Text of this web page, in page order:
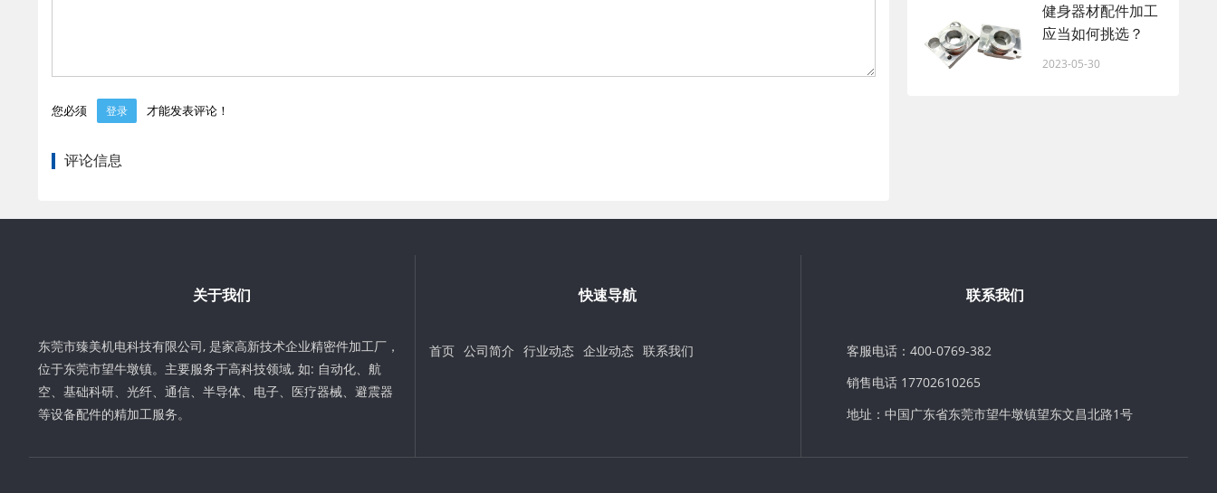
您必须 登录 才能发表评论！
评论信息
健身器材配件加工
应当如何挑选？
2023-05-30
关于我们
东莞市臻美机电科技有限公司, 是家高新技术企业精密件加工厂，
位于东莞市望牛墩镇。主要服务于高科技领域, 如: 自动化、航
空、基础科研、光纤、通信、半导体、电子、医疗器械、避震器
等设备配件的精加工服务。
快速导航
首页 公司简介 行业动态 企业动态 联系我们
联系我们
客服电话：400-0769-382
销售电话 17702610265
地址：中国广东省东莞市望牛墩镇望东文昌北路1号